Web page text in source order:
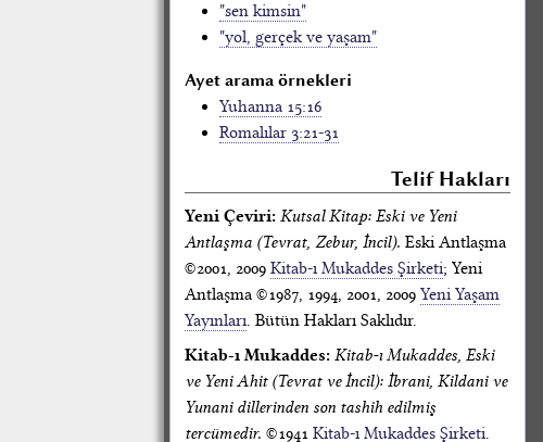
"sen kimsin"
"yol, gerçek ve yaşam"
Ayet arama örnekleri
Yuhanna 15:16
Romalılar 3:21-31
Telif Hakları
Yeni Çeviri: Kutsal Kitap: Eski ve Yeni
Antlaşma (Tevrat, Zebur, İncil). Eski Antlaşma
©2001, 2009 Kitab-ı Mukaddes Şirketi; Yeni
Antlaşma ©1987, 1994, 2001, 2009 Yeni Yaşam
Yayınları. Bütün Hakları Saklıdır.
Kitab-ı Mukaddes: Kitab-ı Mukaddes, Eski
ve Yeni Ahit (Tevrat ve İncil): İbrani, Kildani ve
Yunani dillerinden son tashih edilmiş
tercümedir. ©1941 Kitab-ı Mukaddes Şirketi.